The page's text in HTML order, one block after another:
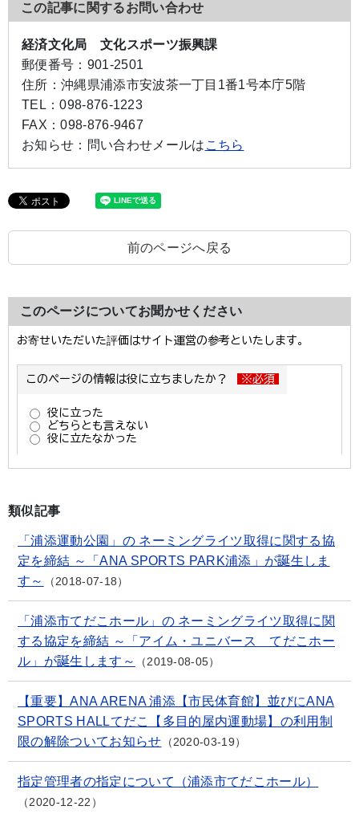
この記事に関するお問い合わせ
経済文化局 文化スポーツ振興課
郵便番号： 901-2501
住所： 沖縄県浦添市安波茶一丁目1番1号本庁5階
TEL：098-876-1223
FAX：098-876-9467
お知らせ： 問い合わせメールは こちら
前のページへ戻る
このページについてお聞かせください
類似記事
「浦添運動公園」の ネーミングライツ取得に関する協
定を締結 ～「ANA SPORTS PARK浦添」が誕生しま
す～
2018-07-18
「浦添市てだこホール」の ネーミングライツ取得に関
する協定を締結 ～「アイム・ユニバース てだこホー
ル」が誕生します～
2019-08-05
【重要】ANA ARENA 浦添【市民体育館】並びにANA
SPORTS HALLてだこ【多目的屋内運動場】の利用制
限の解除ついてお知らせ
2020-03-19
指定管理者の指定について（浦添市てだこホール）
2020-12-22